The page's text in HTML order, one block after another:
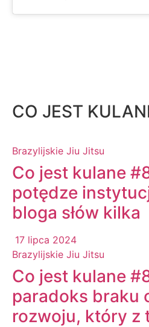
CO JEST
Brazylijskie Jiu Jitsu
Co jest kulane
potędze
bloga słów kilka
17 lipca 2024
Brazylijskie Jiu Jitsu
Co jest kulane
paradoks braku
rozwoju, który z